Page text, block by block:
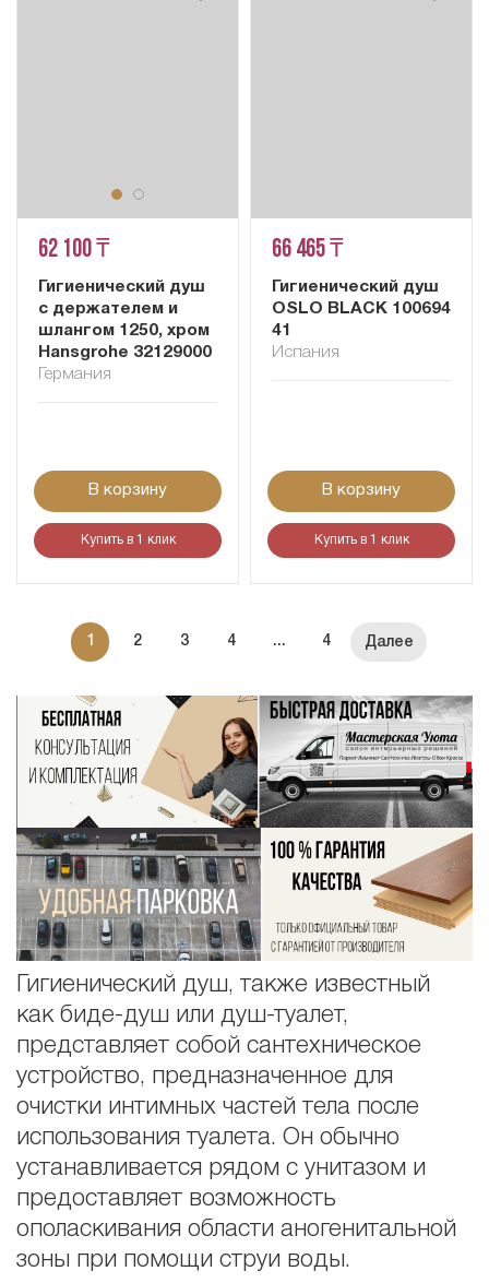
62 100 ₸
Гигиенический душ
с держателем и
шлангом 1250, хром
Hansgrohe 32129000
Германия
В корзину
Купить в 1 клик
66 465 ₸
Гигиенический душ
OSLO BLACK 100694
41
Испания
В корзину
Купить в 1 клик
1 2 3 4 ... 4
Гигиенический душ, также известный
как биде-душ или душ-туалет,
представляет собой сантехническое
устройство, предназначенное для
очистки интимных частей тела после
использования туалета. Он обычно
устанавливается рядом с унитазом и
предоставляет возможность
ополаскивания области аногенитальной
зоны при помощи струи воды.